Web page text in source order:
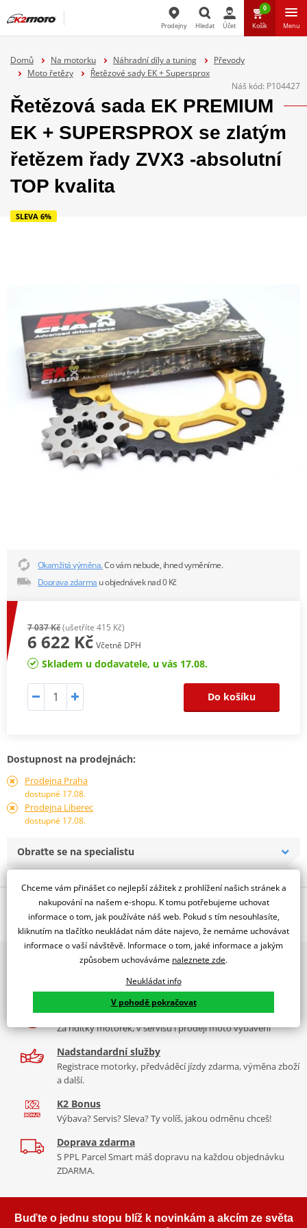
Prodejny Hledat Účet
0
Košík Menu
Domů Na motorku Náhradní díly a tuning
Převody
Moto řetězy
Řetězové sady EK + Supersprox
Náš kód: P104427
Řetězová sada EK PREMIUM
EK + SUPERSPROX se zlatým
řetězem řady ZVX3 -absolutní
TOP kvalita
SLEVA 6%
Okamžitá výměna.Co vám nebude, ihned vyměníme.
Doprava zdarma u objednávek nad 0 Kč
7 037 Kč(ušetříte 415 Kč)
6 622 Kč Včetně DPH
Skladem u dodavatele, u vás 17.08.
Do košíku
Dostupnost na prodejnách:
Prodejna Praha
dostupné 17.08.
Prodejna Liberec
dostupné 17.08.
Obraťte se na specialistu
Popis a parametry
Jsme autorizovaný
dealer značky EK + SUPERSPROX
Řetězová sada - Řetěz EK, řada ZVX3, ve zlaté barvě, těsněný NX-
kroužkem. Ocelové kolečko a rozeta SUPERSPROX.
Řetěz 525 ZVX3
trhem je tenhle nejtužší, nejlehčí řetěz, zároveň s nejkvalitnějším
těsněním (NX kroužek). Tudíž i nejdéle vydrží. Jako jediný má navíc
Yamaha MT 10.
To nejlepší, co si můžete koupit na trhu. Je nejpevnější, nejtužší,
nejdéle vydrží, a je i většinou nejlehčí (vždy se trochu liší vlastnosti
2x multibrand showroom
9 značek motocyklů, servis, oblečení, doplňky i náhradní
díly, to vše v Praze a Liberci
Více než 30 let zkušeností
Za řídítky motorek, v servisu i prodeji moto vybavení
Nadstandardní služby
Registrace motorky, předváděcí jízdy zdarma, výměna zboží
a další.
K2 Bonus
Výbava? Servis? Sleva? Ty volíš, jakou odměnu chceš!
Doprava zdarma
S PPL Parcel Smart máš dopravu na každou objednávku
ZDARMA.
Buďte o jednu stopu blíž k novinkám a akcím ze světa
Chceme vám přinášet co nejlepší zážitek z prohlížení našich stránek a
nakupování na našem e-shopu. K tomu potřebujeme uchovat
informace o tom, jak používáte náš web. Pokud s tím nesouhlasíte,
kliknutím na tlačítko neukládat nám dáte najevo, že nemáme uchovávat
informace o vaší návštěvě. Informace o tom, jaké informace a jakým
způsobem uchováváme naleznete zde.
Neukládat info
V pohodě pokračovat